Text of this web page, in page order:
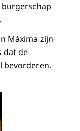
Máxima zijn
dat de
bevorderen.
Open de galerij in vergrote